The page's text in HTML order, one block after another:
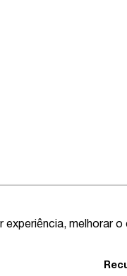
melhorar